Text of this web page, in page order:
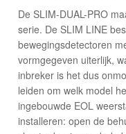
De SLIM-DUAL-PRO
serie. De SLIM LINE
bewegingsdetectoren
vormgegeven uiterlijk,
inbreker is het dus
leiden om welk model
ingebouwde EOL
installeren: open de